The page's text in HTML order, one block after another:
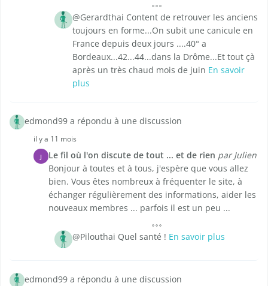
@Gerardthai Content de retrouver les anciens
toujours en forme...On subit une canicule en
France depuis deux jours ....40° a
Bordeaux...42...44...dans la Drôme...Et tout çà
après un très chaud mois de juin En savoir
plus
edmond99 a répondu à une discussion
il y a 11 mois
J Le fil où l'on discute de tout ... et de rien par Julien
Bonjour à toutes et à tous, j'espère que vous allez
bien. Vous êtes nombreux à fréquenter le site, à
échanger régulièrement des informations, aider les
nouveaux membres ... parfois il est un peu ...
@Pilouthai Quel santé ! En savoir plus
edmond99 a répondu à une discussion